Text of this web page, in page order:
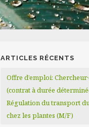
ARTICLES RÉCENTS
Offre d’emploi:
(contrat à durée
Régulation du transport
chez les plantes (M/F)